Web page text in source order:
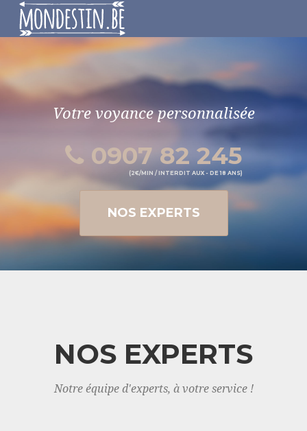
Votre voyance personnalisée
0907 82 245
(2€/MIN / INTERDIT AUX - DE 18 ANS)
NOS EXPERTS
NOS EXPERTS
Notre équipe d'experts, à votre service !